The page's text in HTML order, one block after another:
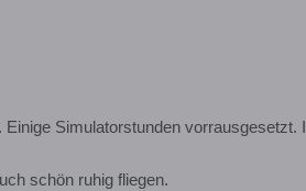
Simulatorstunden vorrausgesetzt.
schön ruhig fliegen.